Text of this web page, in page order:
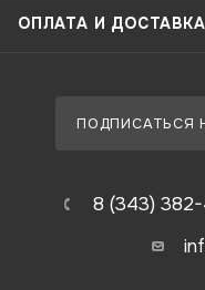
ОПЛАТА И ДОСТАВКА
ПОДПИСАТЬСЯ
8 (343)